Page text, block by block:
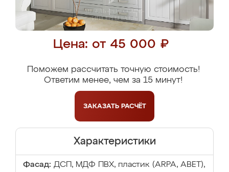
Цена: от 45 000 ₽
Поможем рассчитать точную стоимость!
Ответим менее, чем за 15 минут!
ЗАКАЗАТЬ РАСЧЁТ
Характеристики
Фасад: ДСП, МДФ ПВХ, пластик (ARPA, ABET),